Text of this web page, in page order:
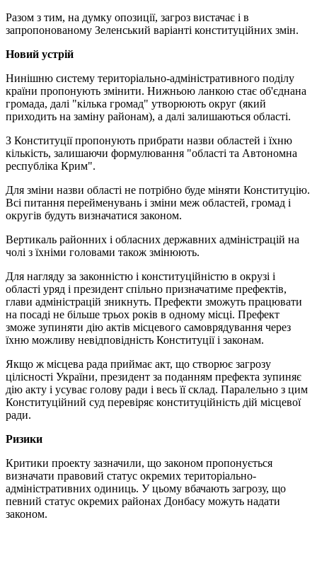
Разом з тим, на думку опозиції, загроз вистачає і в
запропонованому Зеленський варіанті конституційних змін.
Новий устрій
Нинішню систему територіально-адміністративного поділу
країни пропонують змінити. Нижньою ланкою стає об'єднана
громада, далі "кілька громад" утворюють округ (який
приходить на заміну районам), а далі залишаються області.
З Конституції пропонують прибрати назви областей і їхню
кількість, залишаючи формулювання "області та Автономна
республіка Крим".
Для зміни назви області не потрібно буде міняти Конституцію.
Всі питання перейменувань і зміни меж областей, громад і
округів будуть визначатися законом.
Вертикаль районних і обласних державних адміністрацій на
чолі з їхніми головами також змінюють.
Для нагляду за законністю і конституційністю в окрузі і
області уряд і президент спільно призначатиме префектів,
глави адміністрацій зникнуть. Префекти зможуть працювати
на посаді не більше трьох років в одному місці. Префект
зможе зупиняти дію актів місцевого самоврядування через
їхню можливу невідповідність Конституції і законам.
Якщо ж місцева рада приймає акт, що створює загрозу
цілісності України, президент за поданням префекта зупиняє
дію акту і усуває голову ради і весь її склад. Паралельно з цим
Конституційний суд перевіряє конституційність дій місцевої
ради.
Ризики
Критики проекту зазначили, що законом пропонується
визначати правовий статус окремих територіально-
адміністративних одиниць. У цьому вбачають загрозу, що
певний статус окремих районах Донбасу можуть надати
законом.